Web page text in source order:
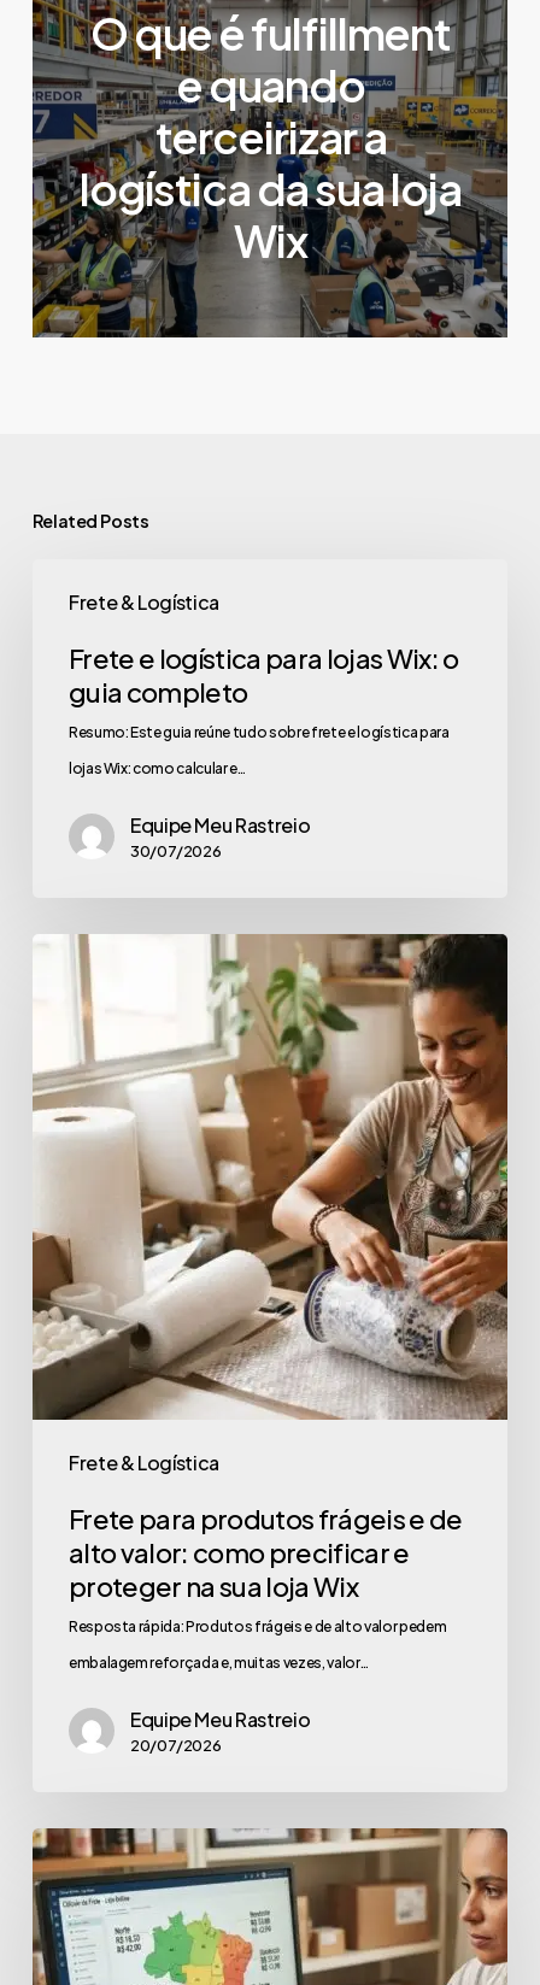
O que é fulfillment
e quando
terceirizar a
logística da sua loja
Wix
Related Posts
Frete & Logística
Frete e logística para lojas Wix: o
guia completo
Resumo: Este guia reúne tudo sobre frete e logística para
lojas Wix: como calcular e…
Equipe Meu Rastreio
30/07/2026
Frete & Logística
Frete para produtos frágeis e de
alto valor: como precificar e
proteger na sua loja Wix
Resposta rápida: Produtos frágeis e de alto valor pedem
embalagem reforçada e, muitas vezes, valor…
Equipe Meu Rastreio
20/07/2026